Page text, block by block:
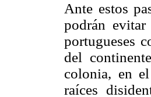
Ante estos
podrán evitar
portugueses
del
colonia, en
raíces